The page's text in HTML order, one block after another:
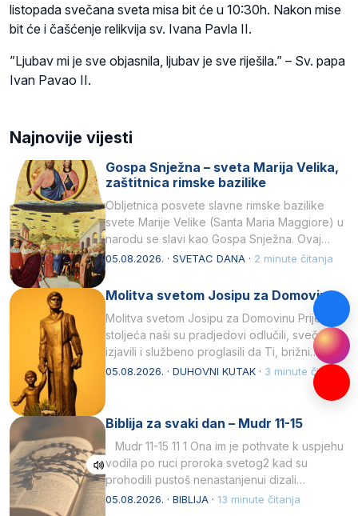
listopada svečana sveta misa bit će u 10:30h. Nakon mise
bit će i čašćenje relikvija sv. Ivana Pavla II.
”Ljubav mi je sve objasnila, ljubav je sve riješila.” – Sv. papa
Ivan Pavao II.
Najnovije vijesti
Gospa Snježna – sveta Marija Velika,
zaštitnica rimske bazilike
Obljetnica posvete slavne rimske bazilike
svete Marije Velike (Santa Maria Maggiore) u
narodu se slavi kao Gospa Snježna. Ovaj
naziv, Sancta Maria…
05.08.2026. · SVETAC DANA · 2 minute čitanja
Molitva svetom Josipu za Domovinu
Molitva svetom Josipu za Domovinu Prije tri
stoljeća naši su pradjedovi odlučili, svečano
izjavili i službeno proglasili da Ti, brižni
Poočime Isusov,…
05.08.2026. · DUHOVNI KUTAK · 3 minute čitanja
Biblija za svaki dan – Mudr 11-15
Mudr 11-15 11 1 Ona im je pothvate k uspjehu
vodila po ruci proroka svetog2 kad su
prohodili pustoš nenastanjenui dizali…
05.08.2026. · BIBLIJA · 13 minute čitanja